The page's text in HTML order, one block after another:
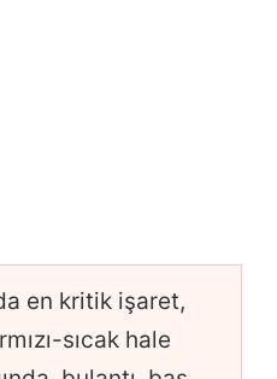
en kritik işaret,
sıcak hale